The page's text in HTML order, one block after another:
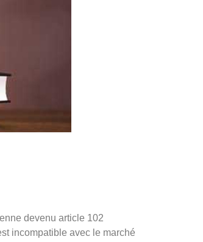
devenu article 102
incompatible avec le marché